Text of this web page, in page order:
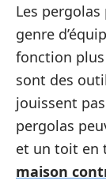
Les
genre
fonction
sont des
jouissent
pergolas
et un toit en
maison